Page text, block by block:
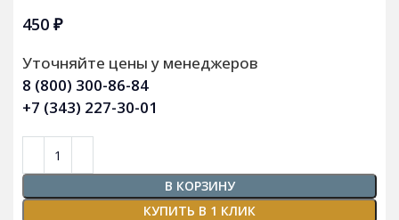
450 ₽
Уточняйте цены у менеджеров
8 (800) 300-86-84
+7 (343) 227-30-01
В КОРЗИНУ
КУПИТЬ В 1 КЛИК